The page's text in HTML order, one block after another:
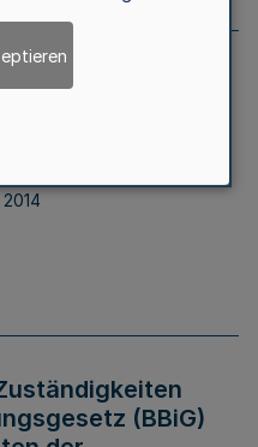
des Landes
-
(BBiG)